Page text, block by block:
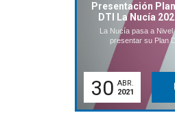
Presentación
DTI La Nucía
La Nucía pasa a Nivel
presentar su Plan
30 ABR.
2021